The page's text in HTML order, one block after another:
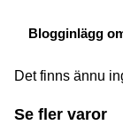
Blogginlägg
Det finns ännu
Se fler varor